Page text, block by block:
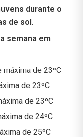
durante o
de sol.
semana em
máxima de 23ºC
de 23ºC
de 23ºC
de 24ºC
de 25ºC